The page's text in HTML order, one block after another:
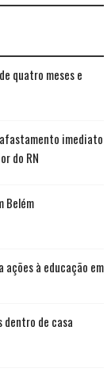
quatro meses e
imediato
do RN
Belém
à educação em
dentro de casa